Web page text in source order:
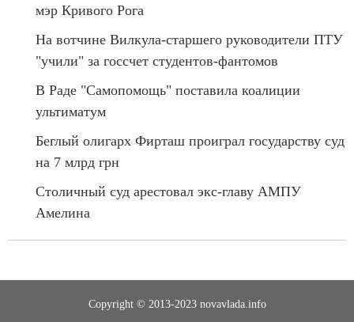
мэр Кривого Рога
На вотчине Вилкула-старшего руководители ПТУ
"учили" за госсчет студентов-фантомов
В Раде "Самопомощь" поставила коалиции
ультиматум
Беглый олигарх Фирташ проиграл государству суд
на 7 млрд грн
Столичный суд арестовал экс-главу АМПУ
Амелина
Copyright © 2013-2023 novavlada.info